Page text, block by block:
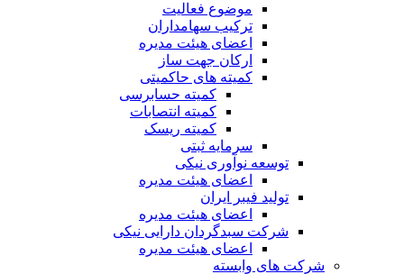
موضوع فعالیت
ترکیب سهامداران
اعضای هیئت مدیره
ارکان جهت ساز
کمیته های حاکمیتی
کمیته حسابرسی
کمیته انتصابات
کمیته ریسک
سرمایه ثبتی
توسعه نوآوری نیکی
اعضای هیئت مدیره
تولید فیبر ایران
اعضای هیئت مدیره
شرکت سبدگردان دارایی نیکی
اعضای هیئت مدیره
شرکت های وابسته